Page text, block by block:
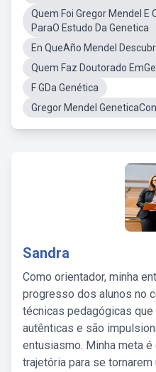
Quem Foi Gregor Mendel E
ParaO Estudo Da Genetica
En QueAño Mendel
Quem Faz Doutorado
F GDa Genética
Gregor Mendel
Sandra
Como orientador, minha
progresso dos alunos no
técnicas pedagógicas
autênticas e são
entusiasmo. Minha meta
trajetória para se